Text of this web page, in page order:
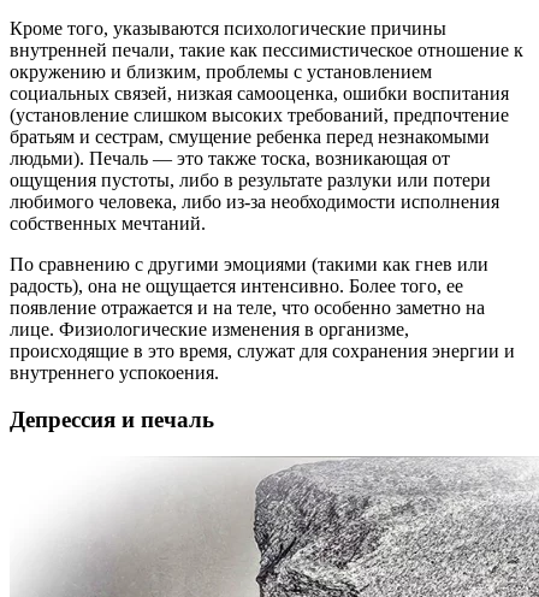
Кроме того, указываются психологические причины
внутренней печали, такие как пессимистическое отношение к
окружению и близким, проблемы с установлением
социальных связей, низкая самооценка, ошибки воспитания
(установление слишком высоких требований, предпочтение
братьям и сестрам, смущение ребенка перед незнакомыми
людьми). Печаль — это также тоска, возникающая от
ощущения пустоты, либо в результате разлуки или потери
любимого человека, либо из-за необходимости исполнения
собственных мечтаний.
По сравнению с другими эмоциями (такими как гнев или
радость), она не ощущается интенсивно. Более того, ее
появление отражается и на теле, что особенно заметно на
лице. Физиологические изменения в организме,
происходящие в это время, служат для сохранения энергии и
внутреннего успокоения.
Депрессия и печаль